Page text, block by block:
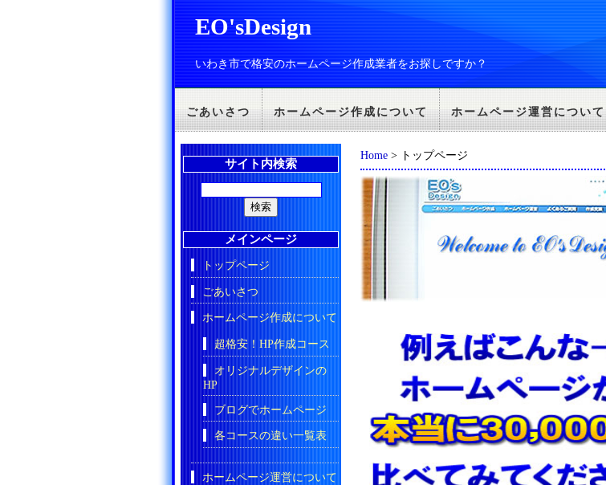
EO'sDesign
いわき市で格安のホームページ作成業者をお探しですか？
ごあいさつ ホームページ作成について ホームページ運営について
Home > トップページ
サイト内検索
メインページ
トップページ
ごあいさつ
ホームページ作成について
超格安！HP作成コース
オリジナルデザインの
HP
ブログでホームページ
各コースの違い一覧表
ホームページ運営について